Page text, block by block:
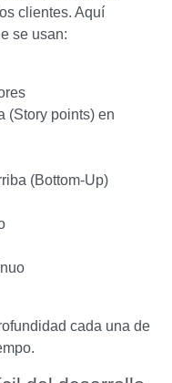
clientes. Aquí
se usan:
(Story points) en
(Bottom-Up)
cada una de